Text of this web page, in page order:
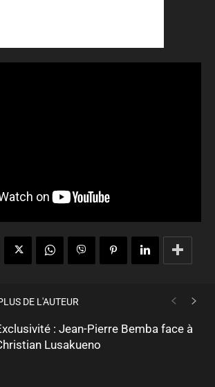
DE L'AUTEUR
: Jean-Pierre Bemba face à
Lusakueno